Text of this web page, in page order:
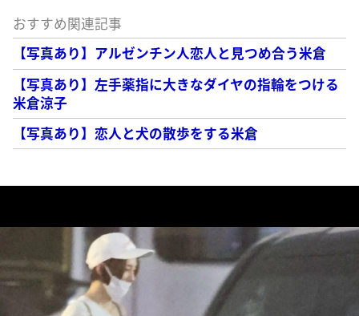
おすすめ関連記事
【写真あり】アルゼンチン人恋人と見つめ合う米倉
【写真あり】左手薬指に大きなダイヤの指輪をつける
米倉涼子
【写真あり】恋人と犬の散歩をする米倉